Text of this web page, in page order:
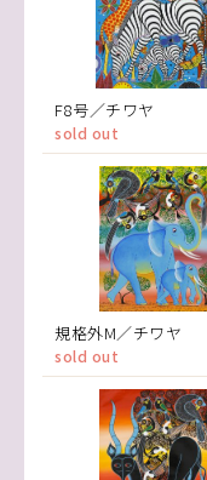
F8号／チワヤ
sold out
規格外M／チワヤ
sold out